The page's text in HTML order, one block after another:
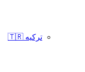
ترکیه 🇹🇷